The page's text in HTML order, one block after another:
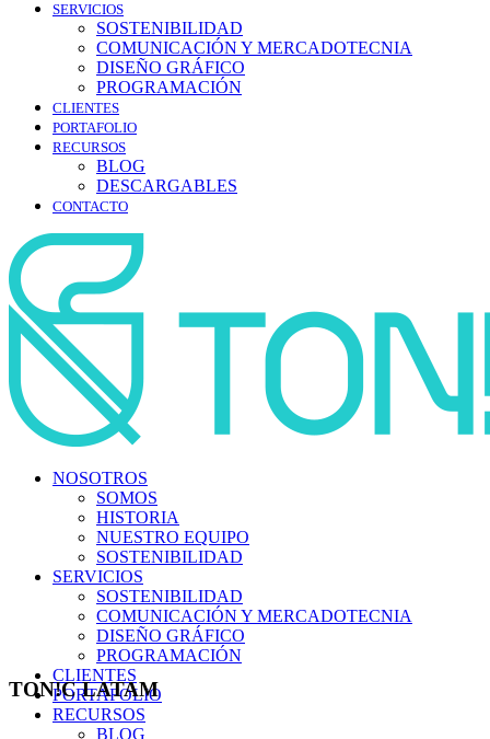
SERVICIOS
SOSTENIBILIDAD
COMUNICACIÓN Y MERCADOTECNIA
DISEÑO GRÁFICO
PROGRAMACIÓN
CLIENTES
PORTAFOLIO
RECURSOS
BLOG
DESCARGABLES
CONTACTO
NOSOTROS
SOMOS
HISTORIA
NUESTRO EQUIPO
SOSTENIBILIDAD
SERVICIOS
SOSTENIBILIDAD
COMUNICACIÓN Y MERCADOTECNIA
DISEÑO GRÁFICO
PROGRAMACIÓN
CLIENTES
PORTAFOLIO
RECURSOS
BLOG
TON!C LATAM